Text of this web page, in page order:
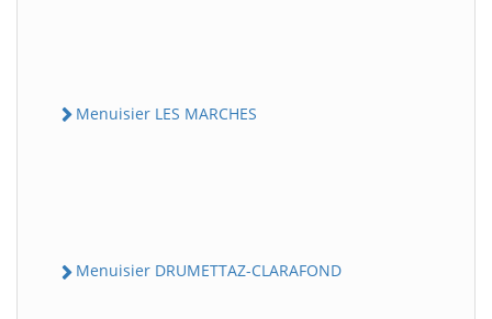
Menuisier LES MARCHES
Menuisier DRUMETTAZ-CLARAFOND